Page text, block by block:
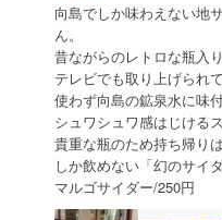
向島でしか味わえない地
ん。
昔ながらのレトロな瓶入
テレビでも取り上げられ
使わず向島の鉱泉水に味
シュワシュワ感はじける
貴重な瓶のため持ち帰り
しか飲めない「幻のサイ
マルゴサイダー/250円